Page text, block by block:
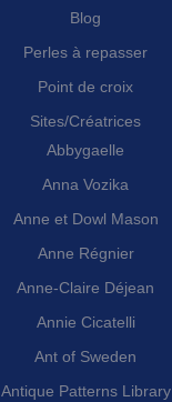
Blog
Perles à repasser
Point de croix
Sites/Créatrices
Abbygaelle
Anna Vozika
Anne et Dowl Mason
Anne Régnier
Anne-Claire Déjean
Annie Cicatelli
Ant of Sweden
Antique Patterns Library